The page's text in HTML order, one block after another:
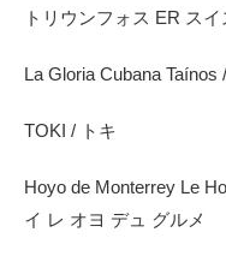
トリウンフォス ER スイ
La Gloria Cubana
TOKI / トキ
Hoyo de Monterrey Le
イ レ オヨ デュ グルメ